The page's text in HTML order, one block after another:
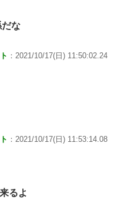
だな
：2021/10/17(日) 11:50:02.24
：2021/10/17(日) 11:53:14.08
るよ